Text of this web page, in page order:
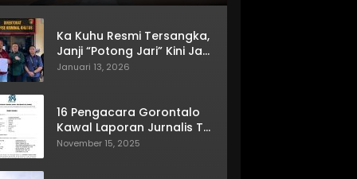
Ka Kuhu Resmi Tersangka,
Janji “Potong Jari” Kini Jadi
Bumerang
Januari 13, 2026
16 Pengacara Gorontalo
Kawal Laporan Jurnalis TV
One
November 15, 2025